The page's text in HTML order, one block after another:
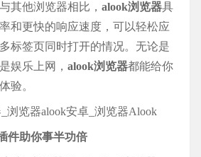
其他浏览器相比， alook浏览器具
和更快的响应速度，可以轻松应
标签页同时打开的情况。无论是
娱乐上网， alook浏览器都能给你
验。
件助你事半功倍